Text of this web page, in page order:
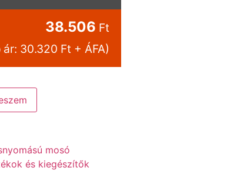
38.506 Ft
30.320 Ft + ÁFA)
mosó
és kiegészítők